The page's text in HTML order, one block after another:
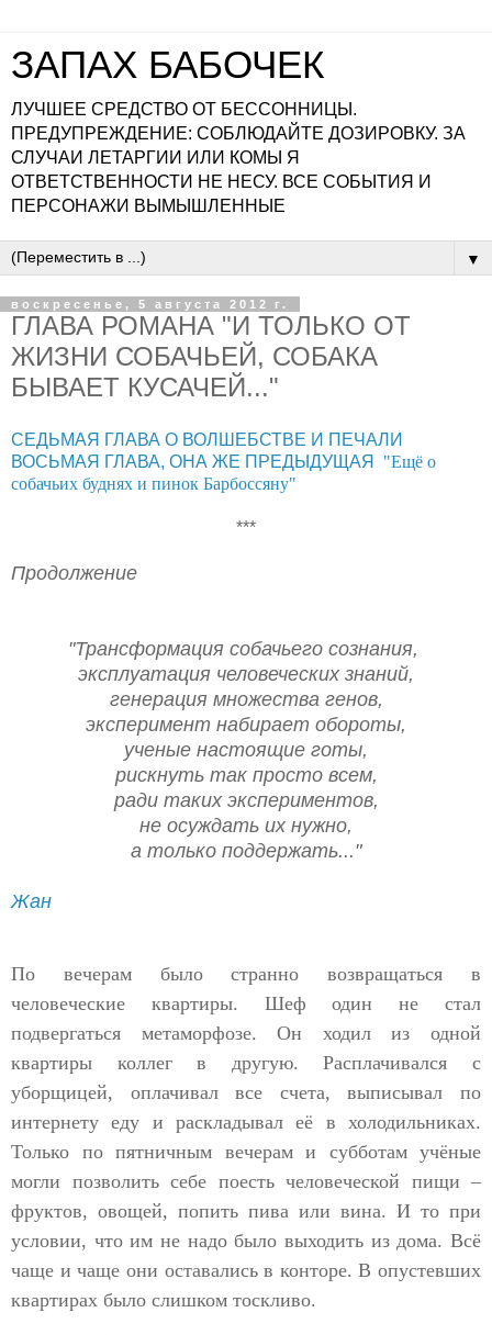
ЗАПАХ БАБОЧЕК
ЛУЧШЕЕ СРЕДСТВО ОТ БЕССОННИЦЫ.
ПРЕДУПРЕЖДЕНИЕ: СОБЛЮДАЙТЕ ДОЗИРОВКУ. ЗА
СЛУЧАИ ЛЕТАРГИИ ИЛИ КОМЫ Я
ОТВЕТСТВЕННОСТИ НЕ НЕСУ. ВСЕ СОБЫТИЯ И
ПЕРСОНАЖИ ВЫМЫШЛЕННЫЕ
▼
воскресенье, 5 августа 2012 г.
ГЛАВА РОМАНА "И ТОЛЬКО ОТ
ЖИЗНИ СОБАЧЬЕЙ, СОБАКА
БЫВАЕТ КУСАЧЕЙ..."
СЕДЬМАЯ ГЛАВА О ВОЛШЕБСТВЕ И ПЕЧАЛИ
ВОСЬМАЯ ГЛАВА, ОНА ЖЕ ПРЕДЫДУЩАЯ
"Ещё о
собачьих буднях и пинок Барбоссяну"
***
Продолжение
"Трансформация собачьего сознания,
эксплуатация человеческих знаний,
генерация множества генов,
эксперимент набирает обороты,
ученые настоящие готы,
рискнуть так просто всем,
ради таких экспериментов,
не осуждать их нужно,
а только поддержать..."
Жан
По вечерам было странно возвращаться в
человеческие квартиры. Шеф один не стал
подвергаться метаморфозе. Он ходил из одной
квартиры коллег в другую. Расплачивался с
уборщицей, оплачивал все счета, выписывал по
интернету еду и раскладывал её в холодильниках.
Только по пятничным вечерам и субботам учёные
могли позволить себе поесть человеческой пищи –
фруктов, овощей, попить пива или вина. И то при
условии, что им не надо было выходить из дома. Всё
чаще и чаще они оставались в конторе. В опустевших
квартирах было слишком тоскливо.